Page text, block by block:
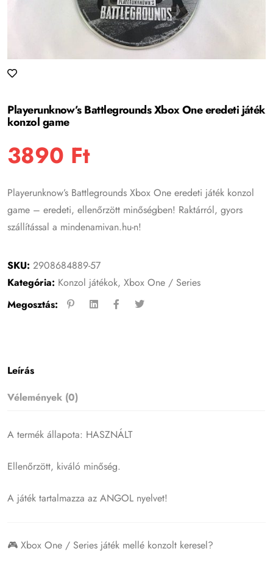
Playerunknow’s Battlegrounds Xbox One eredeti játék
konzol game
3890 Ft
Playerunknow’s Battlegrounds Xbox One eredeti játék konzol
game – eredeti, ellenőrzött minőségben! Raktárról, gyors
szállítással a mindenamivan.hu-n!
SKU:2908684889-57
Kategória: Konzol játékok,Xbox One / Series
Megosztás:
Leírás
Vélemények (0)
A termék állapota: HASZNÁLT
Ellenőrzött, kiváló minőség.
A játék tartalmazza az ANGOL nyelvet!
🎮 Xbox One / Series játék mellé konzolt keresel?